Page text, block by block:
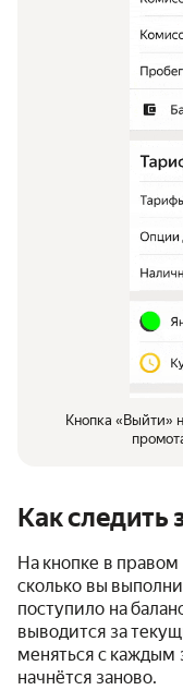
Кнопка «Выйти»
Как следить
На кнопке в
сколько вы
поступило на
выводится за
меняться с каждым
начнётся заново.